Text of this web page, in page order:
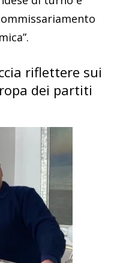
riflettere sui
dei partiti